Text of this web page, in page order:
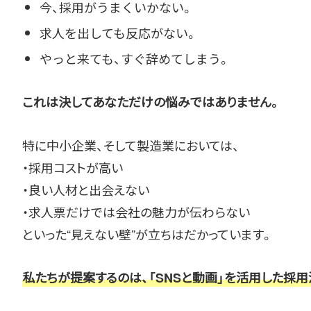
今、採用がうまくいかない。
求人を出しても反応がない。
やっと来ても、すぐ辞めてしまう。
これは決してあなただけの悩みではありません。
特に中小企業、そして製造業においては、
・採用コストが高い
・良い人材と出会えない
・求人票だけでは会社の魅力が伝わらない
といった“見えない壁”が立ちはだかっています。
私たちが提案するのは、「SNSと動画」を活用した採